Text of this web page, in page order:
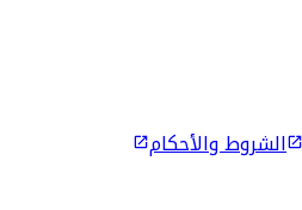
الشروط والأحكام